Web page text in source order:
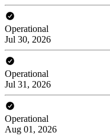
Operational
Jul 30, 2026
Operational
Jul 31, 2026
Operational
Aug 01, 2026